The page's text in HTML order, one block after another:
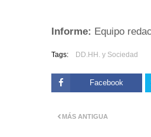
Informe: Equipo
Tags: DD.HH. y Sociedad
Facebook
MÁS ANTIGUA